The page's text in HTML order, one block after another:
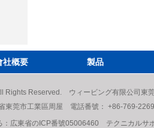
社概要 製品
Rights Reserved. ウィービング有限公司東
東莞市工業區周屋 電話番號： +86-769-
広東省のICP番號05006460 テクニカルサ